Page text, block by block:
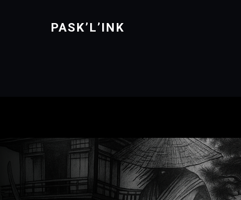
PASK’L’INK